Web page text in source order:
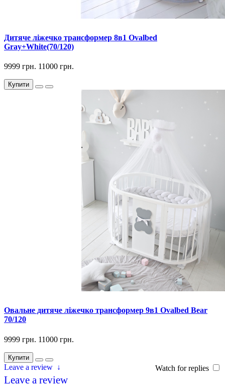
Дитяче ліжечко трансформер 8в1 Ovalbed
Gray+White(70/120)
9999 грн. 11000 грн.
Купити
Овальне дитяче ліжечко трансформер 9в1 Ovalbed Bear
70/120
9999 грн. 11000 грн.
Купити
Watch for replies
Leave a review ↓
Leave a review